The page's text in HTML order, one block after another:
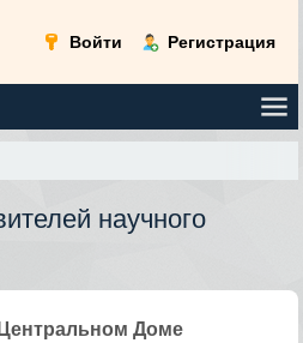
Войти Регистрация
научного
Доме